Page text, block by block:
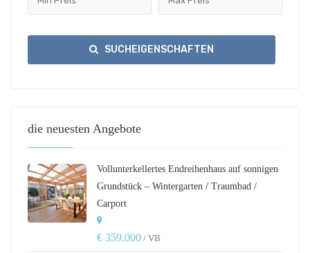
SUCHEIGENSCHAFTEN
die neuesten Angebote
Vollunterkellertes Endreihenhaus auf sonnigen
Grundstück – Wintergarten / Traumbad /
Carport
€ 359.000 / VB